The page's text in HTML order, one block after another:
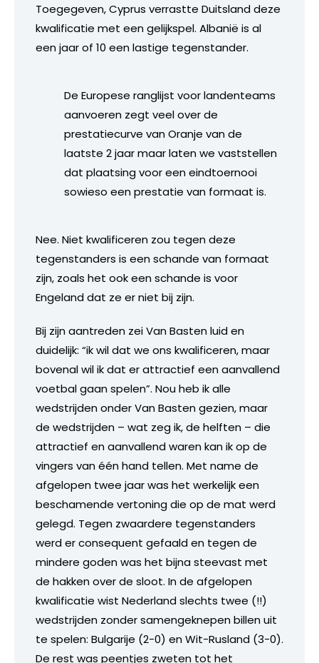
Toegegeven, Cyprus verrastte Duitsland deze
kwalificatie met een gelijkspel. Albanië is al
een jaar of 10 een lastige tegenstander.
De Europese ranglijst voor landenteams
aanvoeren zegt veel over de
prestatiecurve van Oranje van de
laatste 2 jaar maar laten we vaststellen
dat plaatsing voor een eindtoernooi
sowieso een prestatie van formaat is.
Nee. Niet kwalificeren zou tegen deze
tegenstanders is een schande van formaat
zijn, zoals het ook een schande is voor
Engeland dat ze er niet bij zijn.
Bij zijn aantreden zei Van Basten luid en
duidelijk: “ik wil dat we ons kwalificeren, maar
bovenal wil ik dat er attractief een aanvallend
voetbal gaan spelen”. Nou heb ik alle
wedstrijden onder Van Basten gezien, maar
de wedstrijden – wat zeg ik, de helften – die
attractief en aanvallend waren kan ik op de
vingers van één hand tellen. Met name de
afgelopen twee jaar was het werkelijk een
beschamende vertoning die op de mat werd
gelegd. Tegen zwaardere tegenstanders
werd er consequent gefaald en tegen de
mindere goden was het bijna steevast met
de hakken over de sloot. In de afgelopen
kwalificatie wist Nederland slechts twee (!!)
wedstrijden zonder samengeknepen billen uit
te spelen: Bulgarije (2-0) en Wit-Rusland (3-0).
De rest was peentjes zweten tot het